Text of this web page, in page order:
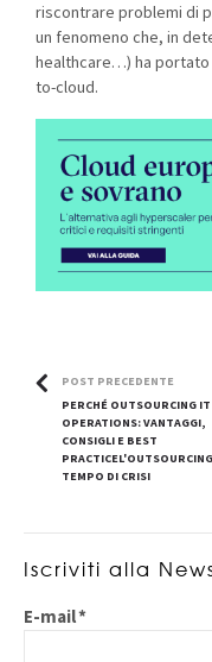
riscontrare problemi di
un fenomeno che, in
healthcare…) ha
to-cloud.
POST PRECEDENTE
PERCHÉ OUTSOURCING IT
OPERATIONS: VANTAGGI,
CONSIGLI E BEST
TEMPO DI CRISI
Iscriviti alla
E-mail*